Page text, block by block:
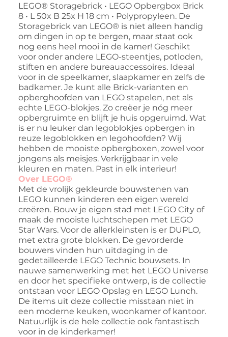
LEGO® Storagebrick • LEGO Opbergbox Brick
8 • L 50x B 25x H 18 cm • Polypropyleen. De
Storagebrick van LEGO® is niet alleen handig
om dingen in op te bergen, maar staat ook
nog eens heel mooi in de kamer! Geschikt
voor onder andere LEGO-steentjes, potloden,
stiften en andere bureauaccessoires. Ideaal
voor in de speelkamer, slaapkamer en zelfs de
badkamer. Je kunt alle Brick-varianten en
opberghoofden van LEGO stapelen, net als
echte LEGO-blokjes. Zo creëer je nóg meer
opbergruimte en blijft je huis opgeruimd. Wat
is er nu leuker dan legoblokjes opbergen in
reuze legoblokken en legohoofden? Wij
hebben de mooiste opbergboxen, zowel voor
jongens als meisjes. Verkrijgbaar in vele
kleuren en maten. Past in elk interieur!
Over LEGO®
Met de vrolijk gekleurde bouwstenen van
LEGO kunnen kinderen een eigen wereld
creëren. Bouw je eigen stad met LEGO City of
maak de mooiste luchtschepen met LEGO
Star Wars. Voor de allerkleinsten is er DUPLO,
met extra grote blokken. De gevorderde
bouwers vinden hun uitdaging in de
gedetailleerde LEGO Technic bouwsets. In
nauwe samenwerking met het LEGO Universe
en door het specifieke ontwerp, is de collectie
ontstaan voor LEGO Opslag en LEGO Lunch.
De items uit deze collectie misstaan niet in
een moderne keuken, woonkamer of kantoor.
Natuurlijk is de hele collectie ook fantastisch
voor in de kinderkamer!